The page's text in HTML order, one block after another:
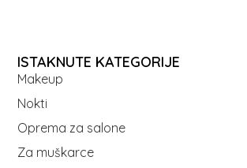
ISTAKNUTE KATEGORIJE
Makeup
Nokti
Oprema za salone
Za muškarce